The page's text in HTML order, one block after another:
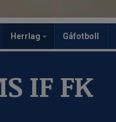
Herrlag Gåfotboll
IF FK